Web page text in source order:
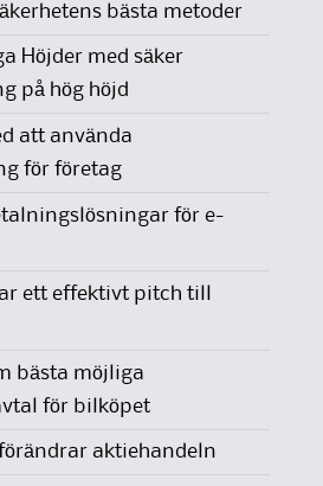
bästa metoder
Höjder med säker
på hög höjd
att använda
för företag
för e-
ett effektivt pitch till
bästa möjliga
för bilköpet
aktiehandeln